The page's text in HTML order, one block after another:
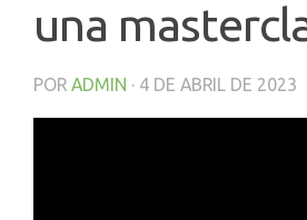
una
POR ADMIN · 4 DE ABRIL DE 2023